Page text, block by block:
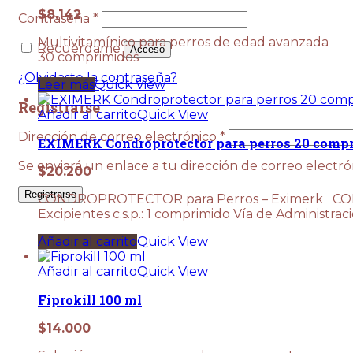
Contraseña *Obligatorio
Recuérdame Acceso
¿Olvidaste la contraseña?
Registrarse
Dirección de correo electrónico *Obligatorio
Se enviará un enlace a tu dirección de correo
Registrarse
$8.142
Multivitamínico para perros de edad avanzada
30 comprimidos
Leer másQuick View
Añadir al carritoQuick View
EXIMERK Condroprotector para perros 20
$20.200
CONDROPROTECTOR para Perros – Eximerk
Excipientes c.s.p.: 1 comprimido Vía de
Añadir al carritoQuick View
Añadir al carritoQuick View
Fiprokill 100 ml
$14.000